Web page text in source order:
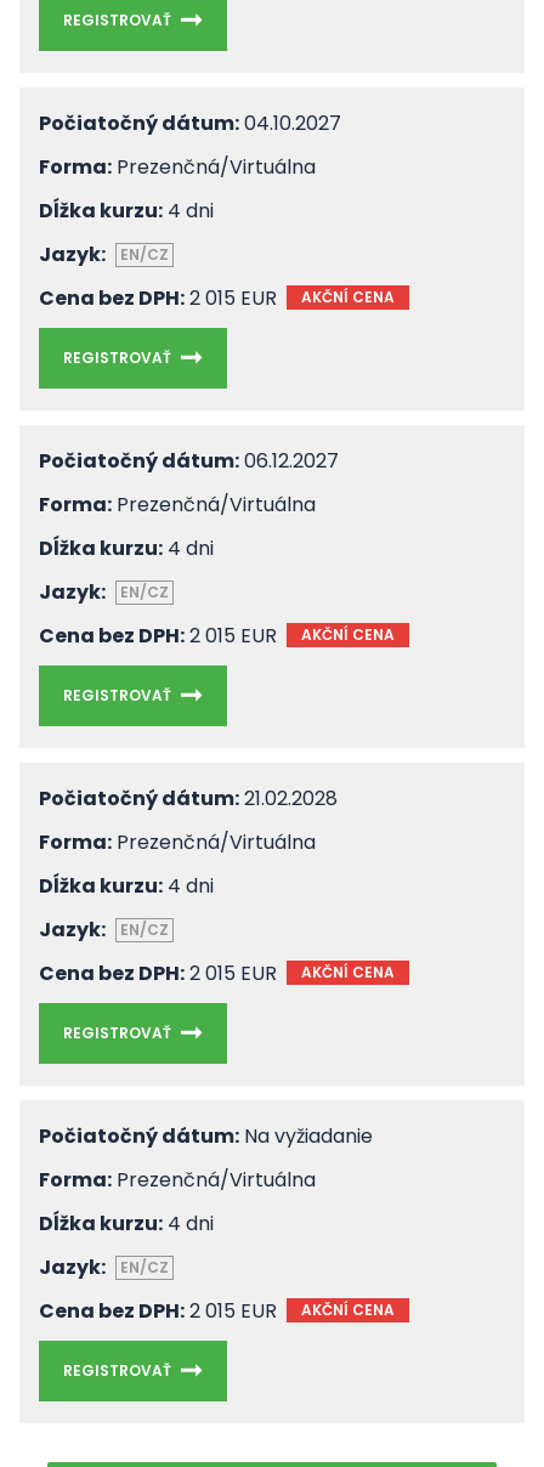
REGISTROVAŤ
Počiatočný dátum:04.10.2027
Forma: Prezenčná/Virtuálna
Dĺžka kurzu: 4 dni
Jazyk:
EN/CZ
Cena bez DPH:2 015 EUR AKČNÍ CENA
REGISTROVAŤ
Počiatočný dátum:06.12.2027
Forma: Prezenčná/Virtuálna
Dĺžka kurzu: 4 dni
Jazyk:
EN/CZ
Cena bez DPH:2 015 EUR AKČNÍ CENA
REGISTROVAŤ
Počiatočný dátum:21.02.2028
Forma: Prezenčná/Virtuálna
Dĺžka kurzu: 4 dni
Jazyk:
EN/CZ
Cena bez DPH:2 015 EUR AKČNÍ CENA
REGISTROVAŤ
Počiatočný dátum: Na vyžiadanie
Forma: Prezenčná/Virtuálna
Dĺžka kurzu: 4 dni
Jazyk:
EN/CZ
Cena bez DPH:2 015 EUR AKČNÍ CENA
REGISTROVAŤ